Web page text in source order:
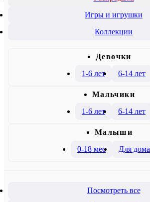
Игры и игрушки
Коллекции
Девочки
1-6 лет
6-14 лет
Mальчики
1-6 лет
6-14 лет
Малыши
0-18 мес
Для дома
Посмотреть все